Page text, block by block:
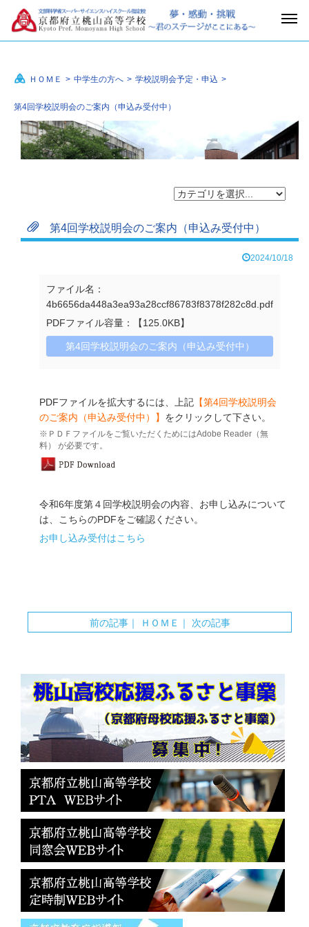
ＨＯＭＥ > 中学生の方へ > 学校説明会予定・申込 >
第4回学校説明会のご案内（申込み受付中）
第4回学校説明会のご案内（申込み受付中）
2024/10/18
ファイル名：
4b6656da448a3ea93a28ccf86783f8378f282c8d.pdf
PDFファイル容量：【125.0KB】
第4回学校説明会のご案内（申込み受付中）
PDFファイルを拡大するには、上記 【第4回学校説明会
のご案内（申込み受付中）】 をクリックして下さい。
※ＰＤＦファイルをご覧いただくためにはAdobe Reader（無
料） が必要です。
令和6年度第４回学校説明会の内容、お申し込みについて
は、こちらのPDFをご確認ください。
お申し込み受付はこちら
前の記事｜ ＨＯＭＥ ｜ 次の記事